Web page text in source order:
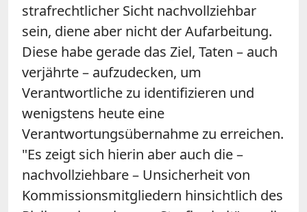
strafrechtlicher Sicht nachvollziehbar
sein, diene aber nicht der Aufarbeitung.
Diese habe gerade das Ziel, Taten – auch
verjährte – aufzudecken, um
Verantwortliche zu identifizieren und
wenigstens heute eine
Verantwortungsübernahme zu erreichen.
"Es zeigt sich hierin aber auch die –
nachvollziehbare – Unsicherheit von
Kommissionsmitgliedern hinsichtlich des